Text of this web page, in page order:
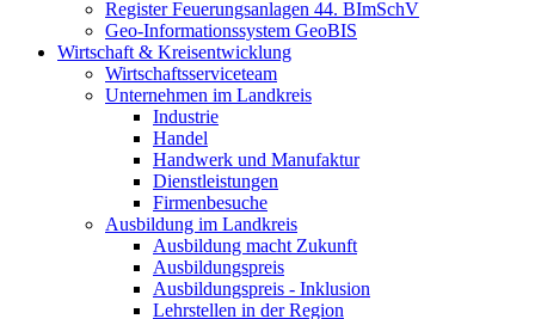
Register Feuerungsanlagen 44. BImSchV
Geo-Informationssystem GeoBIS
Wirtschaft & Kreisentwicklung
Wirtschaftsserviceteam
Unternehmen im Landkreis
Industrie
Handel
Handwerk und Manufaktur
Dienstleistungen
Firmenbesuche
Ausbildung im Landkreis
Ausbildung macht Zukunft
Ausbildungspreis
Ausbildungspreis - Inklusion
Lehrstellen in der Region